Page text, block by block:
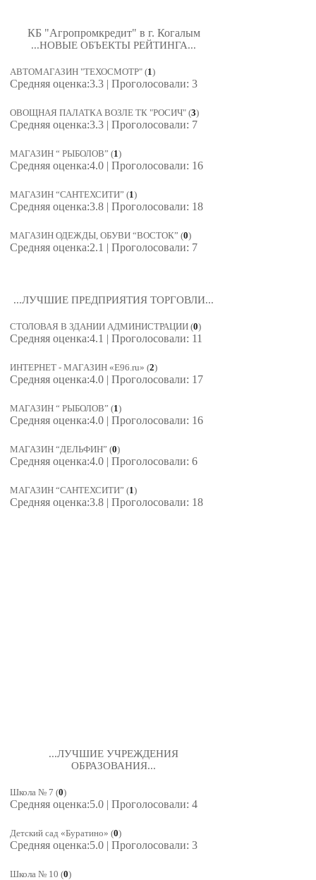
КБ "Агропромкредит" в г. Когалым
...НОВЫЕ ОБЪЕКТЫ РЕЙТИНГА...
АВТОМАГАЗИН "ТЕХОСМОТР" (1)
Средняя оценка:3.3 | Проголосовали: 3
ОВОЩНАЯ ПАЛАТКА ВОЗЛЕ ТК "РОСИЧ" (3)
Средняя оценка:3.3 | Проголосовали: 7
МАГАЗИН “ РЫБОЛОВ” (1)
Средняя оценка:4.0 | Проголосовали: 16
МАГАЗИН “САНТЕХСИТИ” (1)
Средняя оценка:3.8 | Проголосовали: 18
МАГАЗИН ОДЕЖДЫ, ОБУВИ “ВОСТОК” (0)
Средняя оценка:2.1 | Проголосовали: 7
...ЛУЧШИЕ ПРЕДПРИЯТИЯ ТОРГОВЛИ...
СТОЛОВАЯ В ЗДАНИИ АДМИНИСТРАЦИИ (0)
Средняя оценка:4.1 | Проголосовали: 11
ИНТЕРНЕТ - МАГАЗИН «E96.ru» (2)
Средняя оценка:4.0 | Проголосовали: 17
МАГАЗИН “ РЫБОЛОВ” (1)
Средняя оценка:4.0 | Проголосовали: 16
МАГАЗИН “ДЕЛЬФИН” (0)
Средняя оценка:4.0 | Проголосовали: 6
МАГАЗИН “САНТЕХСИТИ” (1)
Средняя оценка:3.8 | Проголосовали: 18
...ЛУЧШИЕ УЧРЕЖДЕНИЯ
ОБРАЗОВАНИЯ...
Школа № 7 (0)
Средняя оценка:5.0 | Проголосовали: 4
Детский сад «Буратино» (0)
Средняя оценка:5.0 | Проголосовали: 3
Школа № 10 (0)